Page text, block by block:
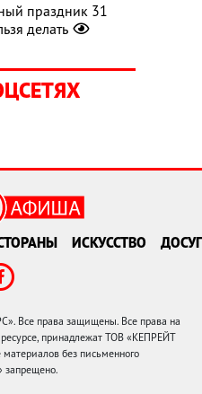
праздник 31
делать
ИСКУССТВО ДОСУГ
Все права защищены. Все права на
принадлежат ТОВ «КЕПРЕЙТ
без письменного